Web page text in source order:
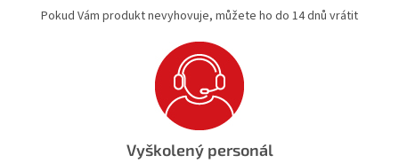
Pokud Vám produkt nevyhovuje, můžete ho do 14 dnů vrátit
Vyškolený personál